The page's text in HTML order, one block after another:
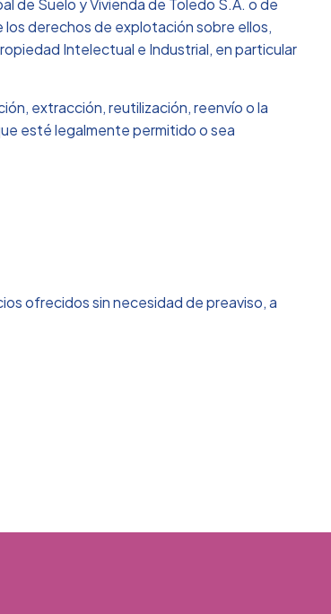
de Suelo y Vivienda de Toledo S.A. o de
derechos de explotación sobre ellos,
Intelectual e Industrial, en particular
extracción, reutilización, reenvío o la
esté legalmente permitido o sea
ofrecidos sin necesidad de preaviso, a